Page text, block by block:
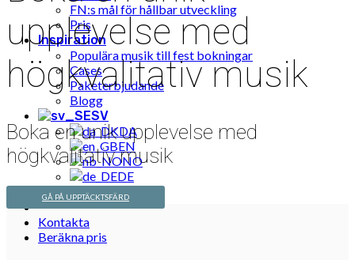
FN:s mål för hållbar utveckling
Pris
Inspiration
Populära musik till fest bokningar
Cases
Paketerbjudande
Blogg
SV
DA
EN
NO
DE
Kontakta
Beräkna pris
upplevelse med
högkvalitativ musik
Boka en unik upplevelse med
högkvalitativ musik
GÅ PÅ UPPTÄCKTSFÄRD